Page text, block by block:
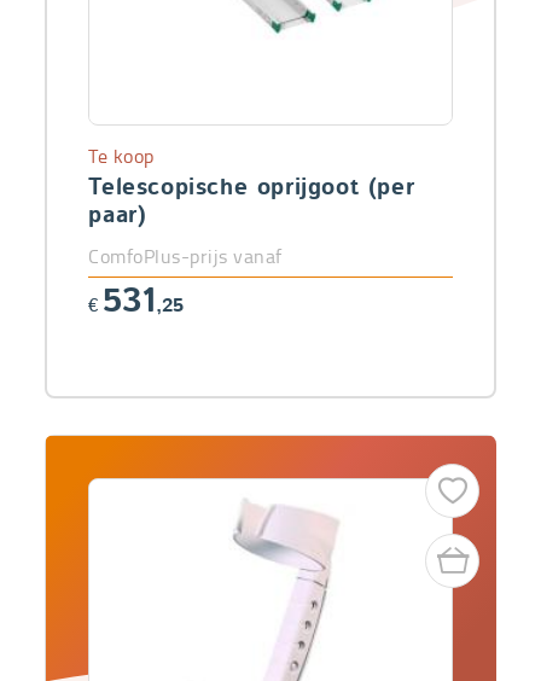
Telescopische oprijgoot (per
paar)
Te koop
ComfoPlus-prijs vanaf
€ 531,25